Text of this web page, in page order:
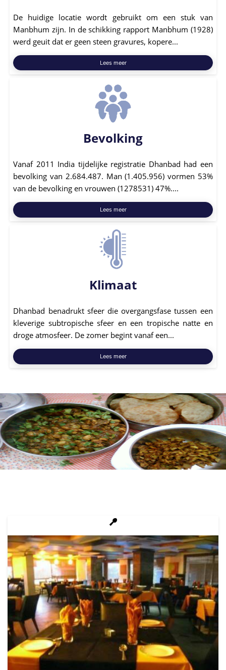
De huidige locatie wordt gebruikt om een ​​stuk van
Manbhum zijn. In de schikking rapport Manbhum (1928)
werd geuit dat er geen steen gravures, kopere...
Lees meer
Bevolking
Vanaf 2011 India tijdelijke registratie Dhanbad had een
bevolking van 2.684.487. Man (1.405.956) vormen 53%
van de bevolking en vrouwen (1278531) 47%....
Lees meer
Klimaat
Dhanbad benadrukt sfeer die overgangsfase tussen een
kleverige subtropische sfeer en een tropische natte en
droge atmosfeer. De zomer begint vanaf een...
Lees meer